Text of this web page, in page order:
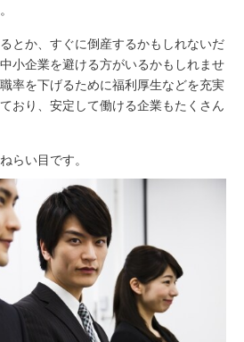
とか、すぐに倒産するかもしれないだ
小企業を避ける方がいるかもしれませ
率を下げるために福利厚生などを充実
おり、安定して働ける企業もたくさん
らい目です。